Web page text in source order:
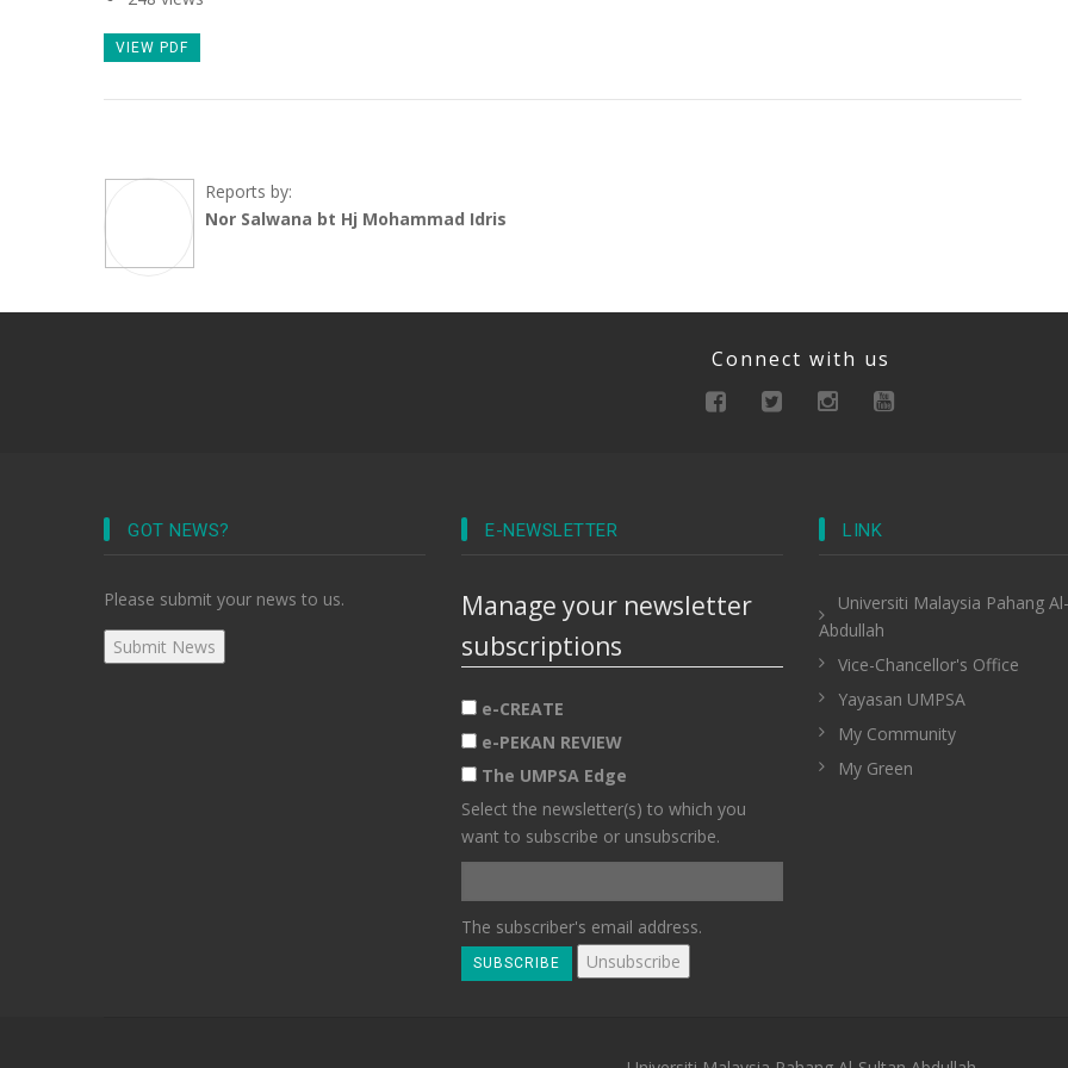
VIEW PDF
Reports by:
Nor Salwana bt Hj Mohammad Idris
Connect with us
GOT NEWS?
Please submit your news to us.
E-NEWSLETTER
Manage your newsletter
subscriptions
e-CREATE
e-PEKAN REVIEW
The UMPSA Edge
Select the newsletter(s) to which you
want to subscribe or unsubscribe.
The subscriber's email address.
LINK
Universiti Malaysia Pahang
Abdullah
Vice-Chancellor's Office
Yayasan UMPSA
My Community
My Green